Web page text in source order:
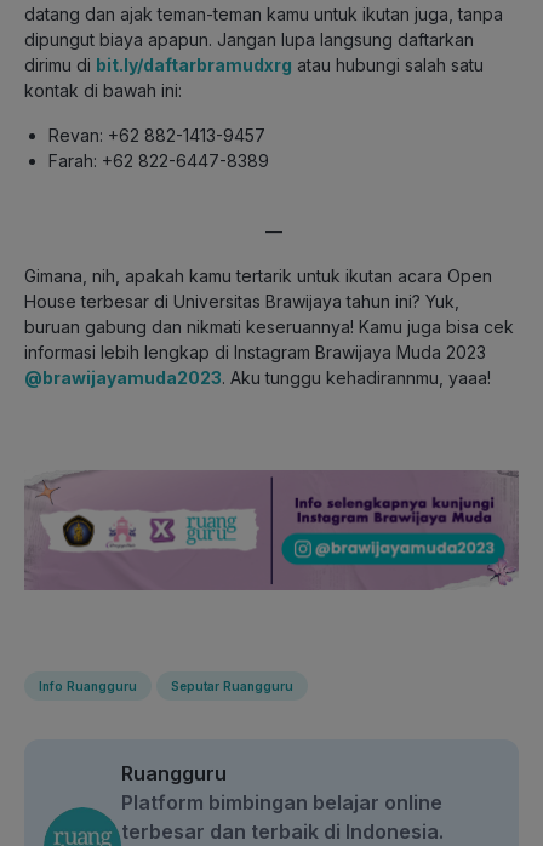
datang dan ajak teman-teman kamu untuk ikutan juga, tanpa
dipungut biaya apapun. Jangan lupa langsung daftarkan
dirimu di bit.ly/daftarbramudxrg atau hubungi salah satu
kontak di bawah ini:
Revan: +62 882-1413-9457
Farah: +62 822-6447-8389
—
Gimana, nih, apakah kamu tertarik untuk ikutan acara Open
House terbesar di Universitas Brawijaya tahun ini? Yuk,
buruan gabung dan nikmati keseruannya! Kamu juga bisa cek
informasi lebih lengkap di Instagram Brawijaya Muda 2023
@brawijayamuda2023. Aku tunggu kehadirannmu, yaaa!
Info Ruangguru Seputar Ruangguru
Ruangguru
Platform bimbingan belajar online
terbesar dan terbaik di Indonesia.